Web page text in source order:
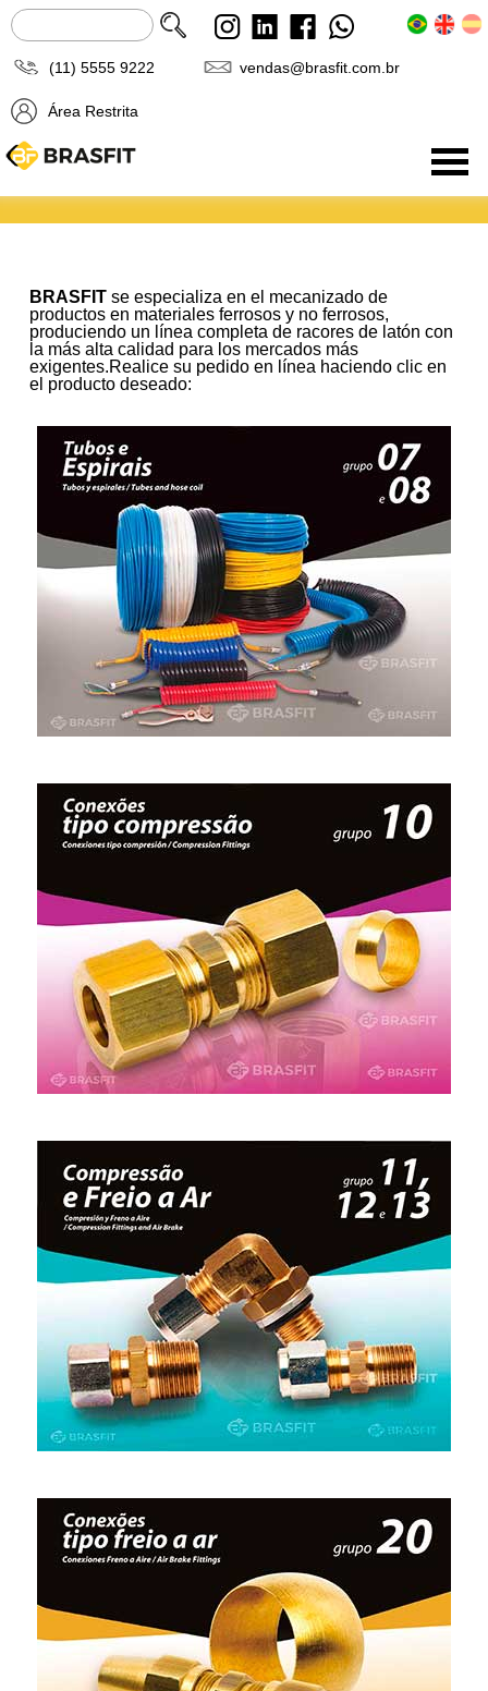
(11) 5555 9222 vendas@brasfit.com.br
Área Restrita
BRASFIT se especializa en el mecanizado de
productos en materiales ferrosos y no ferrosos,
produciendo un línea completa de racores de latón con
la más alta calidad para los mercados más
exigentes.Realice su pedido en línea haciendo clic en
el producto deseado: